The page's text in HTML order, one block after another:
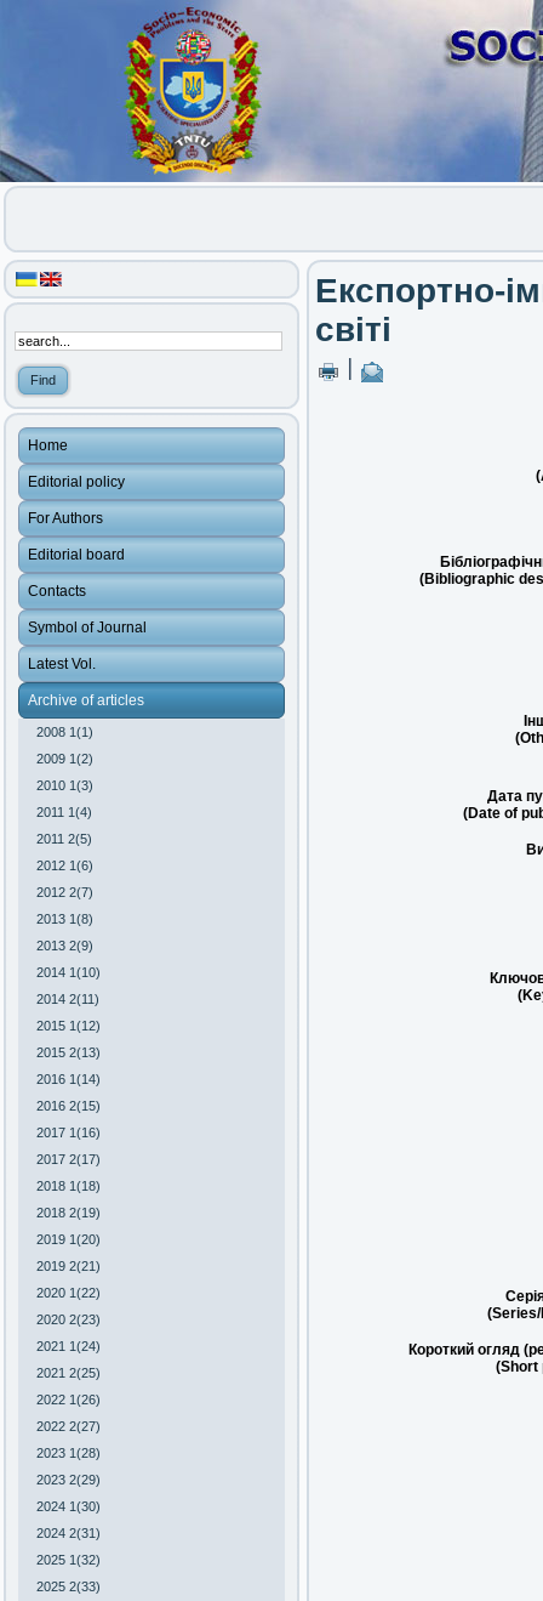
Home
Editorial policy
For Authors
Editorial board
Contacts
Symbol of Journal
Latest Vol.
Archive of articles
2008 1(1)
2009 1(2)
2010 1(3)
2011 1(4)
2011 2(5)
2012 1(6)
2012 2(7)
2013 1(8)
2013 2(9)
2014 1(10)
2014 2(11)
2015 1(12)
2015 2(13)
2016 1(14)
2016 2(15)
2017 1(16)
2017 2(17)
2018 1(18)
2018 2(19)
2019 1(20)
2019 2(21)
2020 1(22)
2020 2(23)
2021 1(24)
2021 2(25)
2022 1(26)
2022 2(27)
2023 1(28)
2023 2(29)
2024 1(30)
2024 2(31)
2025 1(32)
2025 2(33)
Експортно-
світі
(Bibliographic
Дата
(Date of
Короткий огляд
(Short